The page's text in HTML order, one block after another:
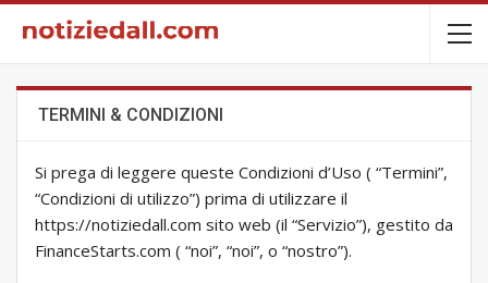
TERMINI & CONDIZIONI
Si prega di leggere queste Condizioni d’Uso ( “Termini”,
“Condizioni di utilizzo”) prima di utilizzare il
https://notiziedall.com sito web (il “Servizio”), gestito da
FinanceStarts.com ( “noi”, “noi”, o “nostro”).